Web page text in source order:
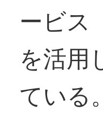
ービス
を活用
ている。